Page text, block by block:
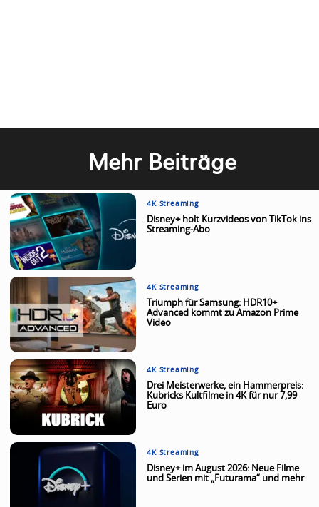
Mehr Beiträge
4K Streaming
Disney+ holt Kurzvideos von TikTok ins
Streaming-Abo
4K Streaming
Triumph für Samsung: HDR10+
Advanced kommt zu Amazon Prime
Video
4K Streaming
Drei Meisterwerke, ein Hammerpreis:
Kubricks Kultfilme in 4K für nur 7,99
Euro
4K Streaming
Disney+ im August 2026: Neue Filme
und Serien mit „Futurama“ und mehr